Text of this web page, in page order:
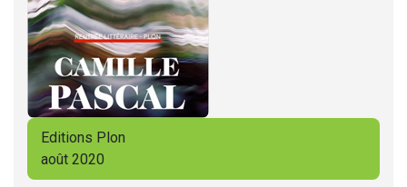
Editions Plon
août 2020